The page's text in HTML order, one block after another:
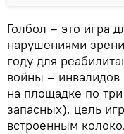
Голбол – это игра
нарушениями
году для
войны –
на площадке по
запасных), цель
встроенным